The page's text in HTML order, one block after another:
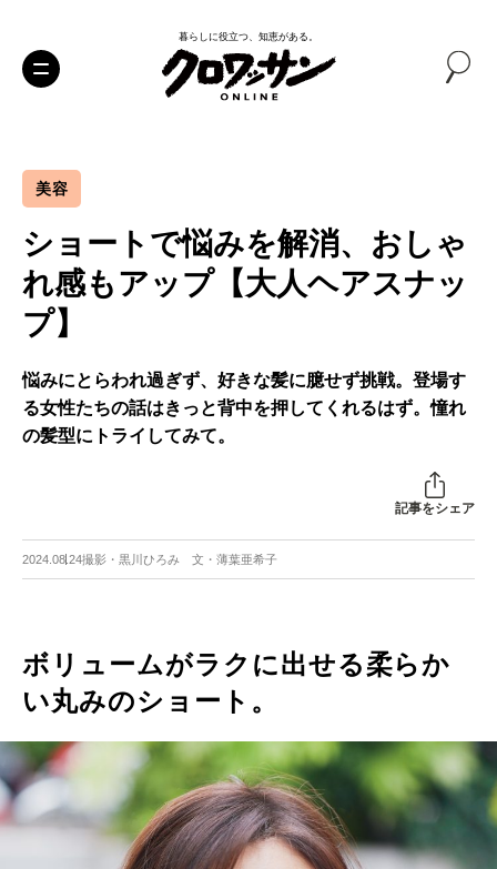
暮らしに役立つ、知恵がある。
美容
ショートで悩みを解消、おしゃ
れ感もアップ【大人ヘアスナッ
プ】
悩みにとらわれ過ぎず、好きな髪に臆せず挑戦。登場す
る女性たちの話はきっと背中を押してくれるはず。憧れ
の髪型にトライしてみて。
記事をシェア
2024.08.24撮影・黒川ひろみ 文・薄葉亜希子
ボリュームがラクに出せる柔らか
い丸みのショート。